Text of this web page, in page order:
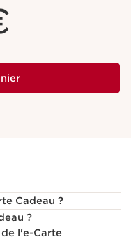
Cadeau ?
?
l'e-Carte